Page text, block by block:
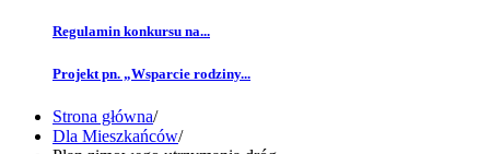
Regulamin konkursu na...
Projekt pn. „Wsparcie rodziny...
Strona główna/
Dla Mieszkańców/